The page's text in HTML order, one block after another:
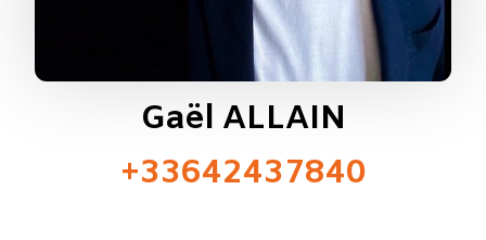
Gaël ALLAIN
+33642437840